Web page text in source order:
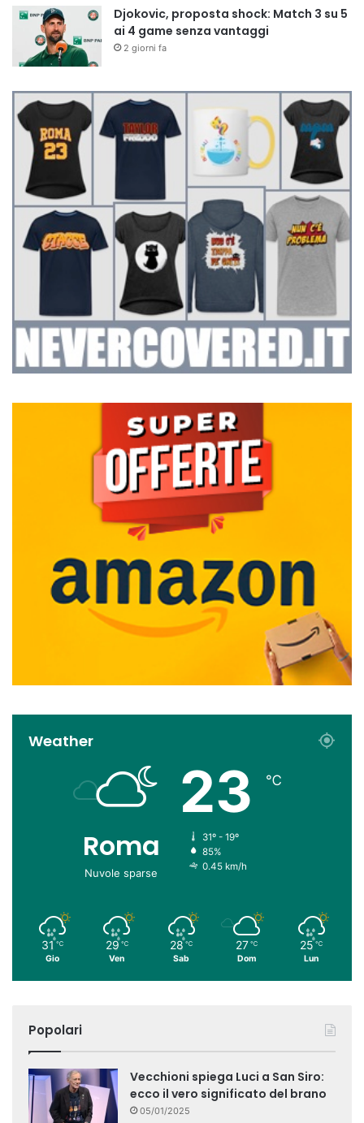
Djokovic, proposta shock: Match 3 su 5
ai 4 game senza vantaggi
2 giorni fa
Weather
Roma
Nuvole sparse
23 ℃
31º - 19º
85%
0.45 km/h
31 ℃
Gio
29 ℃
Ven
28 ℃
Sab
27 ℃
Dom
25 ℃
Lun
Popolari
Vecchioni spiega Luci a San Siro:
ecco il vero significato del brano
05/01/2025